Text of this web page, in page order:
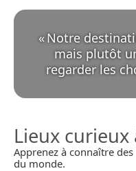
«Notre
mais plutôt
regarder les
Lieux
Apprenez à connaître
du monde.